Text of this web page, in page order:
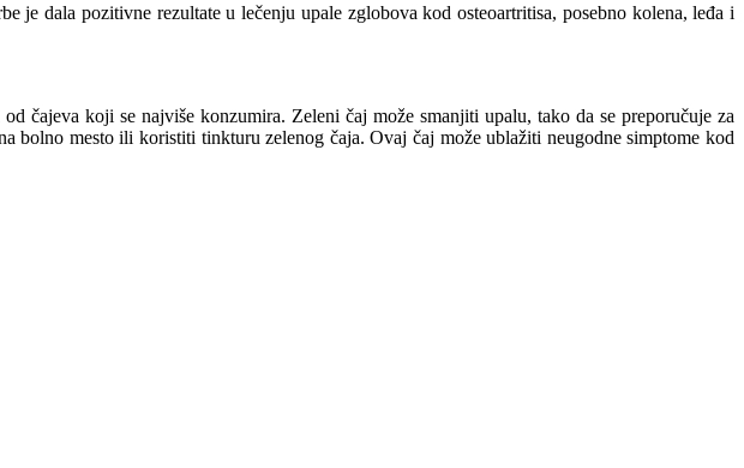
je dala pozitivne rezultate u lečenju upale zglobova kod osteoartritisa, posebno kolena, leđa i
čajeva koji se najviše konzumira. Zeleni čaj može smanjiti upalu, tako da se preporučuje za
bolno mesto ili koristiti tinkturu zelenog čaja. Ovaj čaj može ublažiti neugodne simptome kod